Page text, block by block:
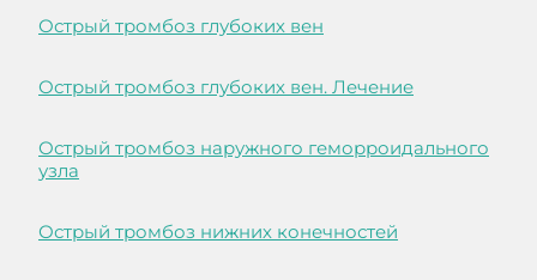
Острый тромбоз глубоких вен
Острый тромбоз глубоких вен. Лечение
Острый тромбоз наружного геморроидального
узла
Острый тромбоз нижних конечностей